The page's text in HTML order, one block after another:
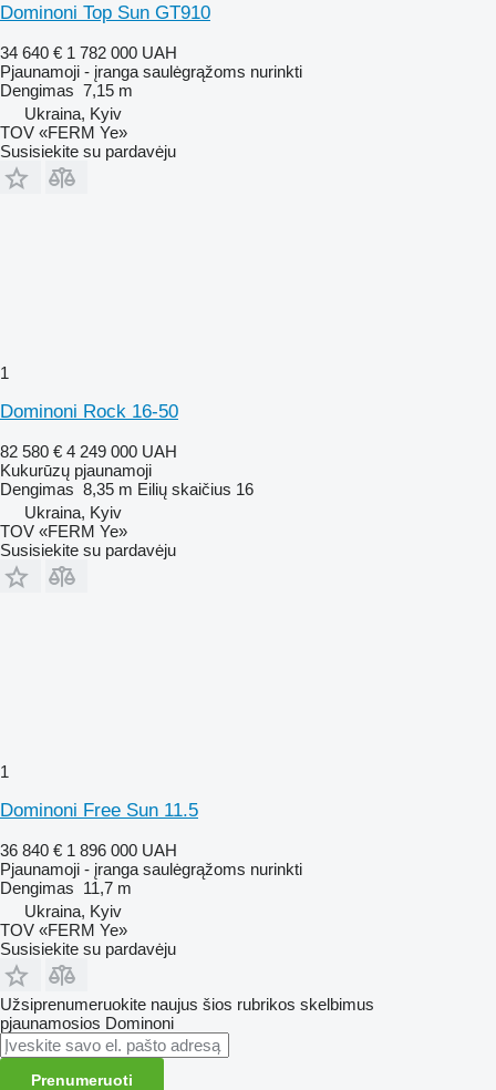
Dominoni Top Sun GT910
34 640 € 1 782 000 UAH
Pjaunamoji - įranga saulėgrąžoms nurinkti
Dengimas 7,15 m
Ukraina, Kyiv
TOV «FERM Ye»
Susisiekite su pardavėju
1
Dominoni Rock 16-50
82 580 € 4 249 000 UAH
Kukurūzų pjaunamoji
Dengimas 8,35 m Eilių skaičius 16
Ukraina, Kyiv
TOV «FERM Ye»
Susisiekite su pardavėju
1
Dominoni Free Sun 11.5
36 840 € 1 896 000 UAH
Pjaunamoji - įranga saulėgrąžoms nurinkti
Dengimas 11,7 m
Ukraina, Kyiv
TOV «FERM Ye»
Susisiekite su pardavėju
Užsiprenumeruokite naujus šios rubrikos skelbimus
pjaunamosios Dominoni
Prenumeruoti